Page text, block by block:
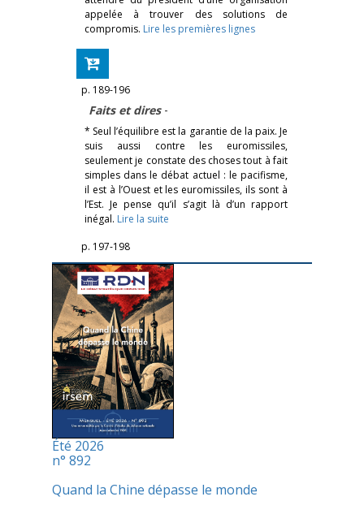
appelée à trouver des solutions de
compromis. Lire les premières lignes
p. 189-196
Faits et dires -
* Seul l’équilibre est la garantie de la paix. Je
suis aussi contre les euromissiles,
seulement je constate des choses tout à fait
simples dans le débat actuel : le pacifisme,
il est à l’Ouest et les euromissiles, ils sont à
l’Est. Je pense qu’il s’agit là d’un rapport
inégal. Lire la suite
p. 197-198
Été 2026
n° 892
Quand la Chine dépasse le monde